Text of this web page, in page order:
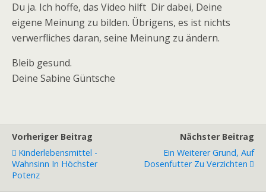
Du ja. Ich hoffe, das Video hilft Dir dabei, Deine
eigene Meinung zu bilden. Übrigens, es ist nichts
verwerfliches daran, seine Meinung zu ändern.
Bleib gesund.
Deine Sabine Güntsche
Vorheriger Beitrag
Kinderlebensmittel -
Wahnsinn In Höchster
Potenz
Nächster Beitrag
Ein Weiterer Grund, Auf
Dosenfutter Zu Verzichten